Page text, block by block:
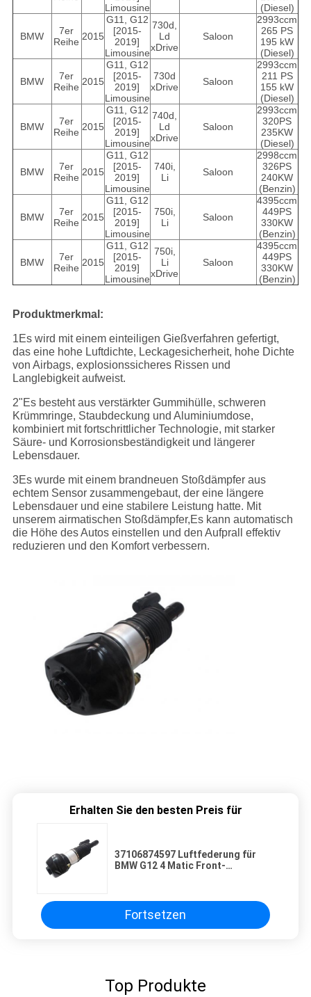
Limousine
(Diesel)
BMW
7er
Reihe 2015
G11, G12
[2015-
2019]
Limousine
730d,
Ld
xDrive
Saloon
2993ccm
265 PS
195 kW
(Diesel)
BMW
7er
Reihe 2015
G11, G12
[2015-
2019]
Limousine
730d
xDrive
Saloon
2993ccm
211 PS
155 kW
(Diesel)
BMW
7er
Reihe 2015
G11, G12
[2015-
2019]
Limousine
740d,
Ld
xDrive
Saloon
2993ccm
320PS
235KW
(Diesel)
BMW
7er
Reihe 2015
G11, G12
[2015-
2019]
Limousine
740i,
Li
Saloon
2998ccm
326PS
240KW
(Benzin)
BMW
7er
Reihe 2015
G11, G12
[2015-
2019]
Limousine
750i,
Li
Saloon
4395ccm
449PS
330KW
(Benzin)
BMW
7er
Reihe 2015
G11, G12
[2015-
2019]
Limousine
750i,
Li
xDrive
Saloon
4395ccm
449PS
330KW
(Benzin)
Produktmerkmal:
1Es wird mit einem einteiligen Gießverfahren gefertigt,
das eine hohe Luftdichte, Leckagesicherheit, hohe Dichte
von Airbags, explosionssicheres Rissen und
Langlebigkeit aufweist.
2"Es besteht aus verstärkter Gummihülle, schweren
Krümmringe, Staubdeckung und Aluminiumdose,
kombiniert mit fortschrittlicher Technologie, mit starker
Säure- und Korrosionsbeständigkeit und längerer
Lebensdauer.
3Es wurde mit einem brandneuen Stoßdämpfer aus
echtem Sensor zusammengebaut, der eine längere
Lebensdauer und eine stabilere Leistung hatte. Mit
unserem airmatischen Stoßdämpfer,Es kann automatisch
die Höhe des Autos einstellen und den Aufprall effektiv
reduzieren und den Komfort verbessern.
Erhalten Sie den besten Preis für
37106874597 Luftfederung für
BMW G12 4 Matic Front-
Fortsetzen
Top Produkte